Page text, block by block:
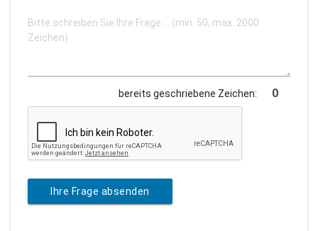
bereits geschriebene Zeichen:
Ihre Frage absenden